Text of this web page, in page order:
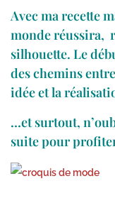
Avec ma recette
monde réussira,
silhouette. Le
des chemins
idée et la
…et surtout,
suite pour